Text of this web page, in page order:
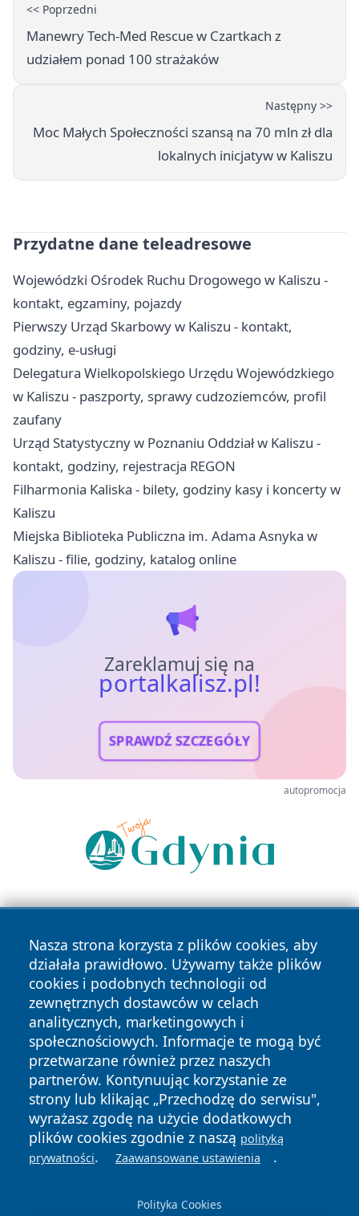
<< Poprzedni
Manewry Tech-Med Rescue w Czartkach z
udziałem ponad 100 strażaków
Następny >>
Moc Małych Społeczności szansą na 70 mln zł dla
lokalnych inicjatyw w Kaliszu
Przydatne dane teleadresowe
Wojewódzki Ośrodek Ruchu Drogowego w Kaliszu -
kontakt, egzaminy, pojazdy
Pierwszy Urząd Skarbowy w Kaliszu - kontakt,
godziny, e-usługi
Delegatura Wielkopolskiego Urzędu Wojewódzkiego
w Kaliszu - paszporty, sprawy cudzoziemców, profil
zaufany
Urząd Statystyczny w Poznaniu Oddział w Kaliszu -
kontakt, godziny, rejestracja REGON
Filharmonia Kaliska - bilety, godziny kasy i koncerty w
Kaliszu
Miejska Biblioteka Publiczna im. Adama Asnyka w
Kaliszu - filie, godziny, katalog online
Zareklamuj się na
portalkalisz.pl!
SPRAWDŹ SZCZEGÓŁY
autopromocja
Nasza strona korzysta z plików cookies, aby
działała prawidłowo. Używamy także plików
cookies i podobnych technologii od
zewnętrznych dostawców w celach
analitycznych, marketingowych i
społecznościowych. Informacje te mogą być
przetwarzane również przez naszych
partnerów. Kontynuując korzystanie ze
strony lub klikając „Przechodzę do serwisu",
wyrażasz zgodę na użycie dodatkowych
plików cookies zgodnie z naszą polityką
prywatności. Zaawansowane ustawienia .
Polityka Cookies
Copyright © 2026 portalkalisz.pl Wszystkie prawa
zastrzeżone.
News Autorzy
Polityka
Prywatności
Polityka
Cookies